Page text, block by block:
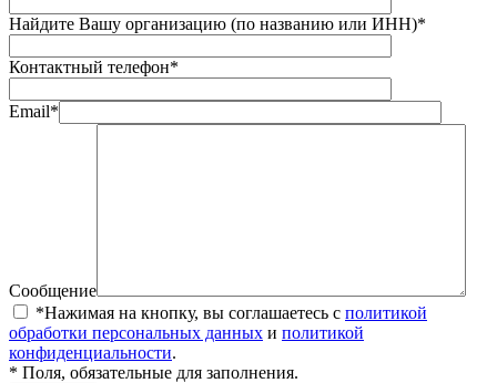
Найдите Вашу организацию (по названию или ИНН)*
Контактный телефон*
Email*
Сообщение
*Нажимая на кнопку, вы соглашаетесь с политикой
обработки персональных данных и политикой
конфиденциальности.
* Поля, обязательные для заполнения.